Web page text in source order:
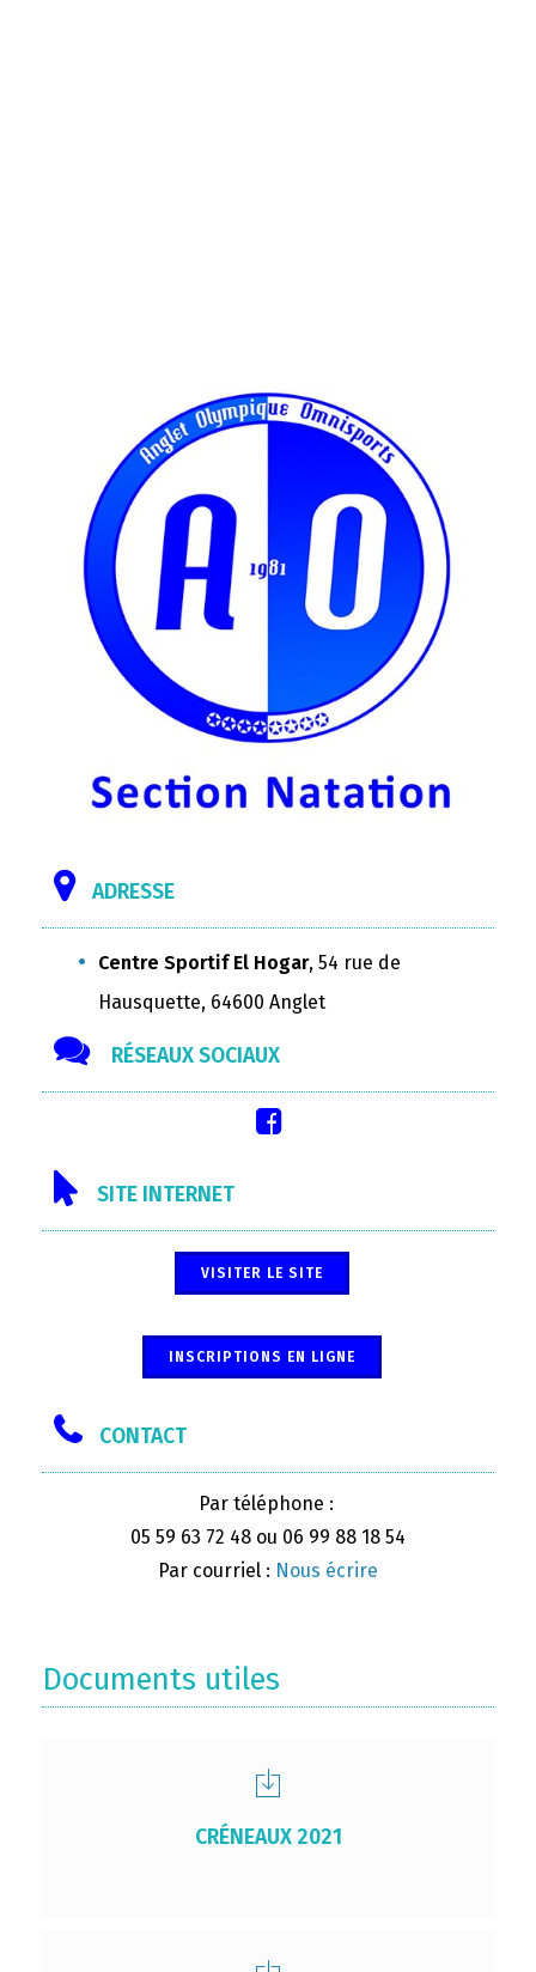
ADRESSE
Centre Sportif El Hogar, 54 rue de
Hausquette, 64600 Anglet
RÉSEAUX SOCIAUX
SITE INTERNET
VISITER LE SITE
INSCRIPTIONS EN LIGNE
CONTACT
Par téléphone :
05 59 63 72 48 ou 06 99 88 18 54
Par courriel : Nous écrire
Documents utiles
CRÉNEAUX 2021